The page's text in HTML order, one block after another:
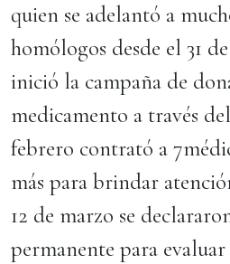
quien se adelantó a
homólogos desde el 31
inició la campaña de
medicamento a través
febrero contrató a
más para brindar
12 de marzo se
permanente para